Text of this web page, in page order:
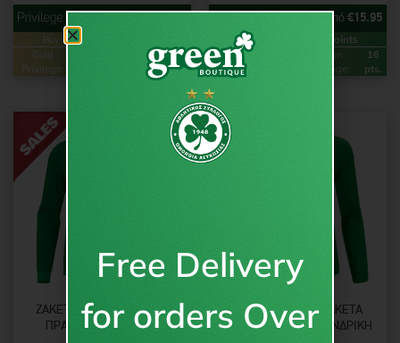
Buy & Earn
Gold
Privilege:
Green
Privilege:
26
pts.
από €15.95
Buy & Earn
Loyalty Points
Gold
Privilege:
Green
Privilege:
16
pts.
ΖΑΚΈΤΑ ANUBIS FULL ZIP
ΠΡΆΣΙΝΟ – ΕΝΉΛΙΚΕΣ
RAIJIN FULL ZIP ΖΑΚΈΤΑ
ΠΡΆΣΙΝΗ/ΆΣΠΡΗ – ΑΝΔΡΙΚΉ
Free Delivery
for orders Over